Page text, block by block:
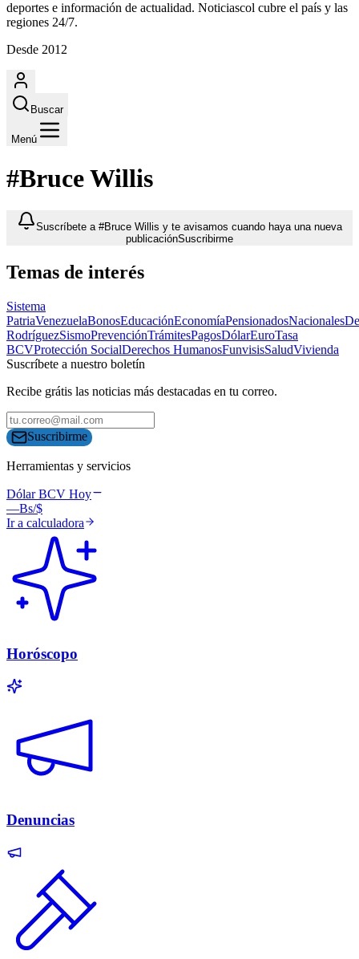
deportes e información de actualidad. Noticiascol cubre el país y las
regiones 24/7.
Desde 2012
Buscar
Menú
#Bruce Willis
Suscríbete a #Bruce Willis y te avisamos cuando haya una nueva
publicaciónSuscribirme
Temas de interés
Sistema
PatriaVenezuelaBonosEducaciónEconomíaPensionadosNacionales
RodríguezSismoPrevenciónTrámitesPagosDólarEuroTasa
BCVProtección SocialDerechos HumanosFunvisisSaludVivienda
Suscríbete a nuestro boletín
Recibe grátis las noticias más destacadas en tu correo.
Suscribirme
Herramientas y servicios
Dólar BCV Hoy
—Bs/$
Ir a calculadora
Horóscopo
Denuncias